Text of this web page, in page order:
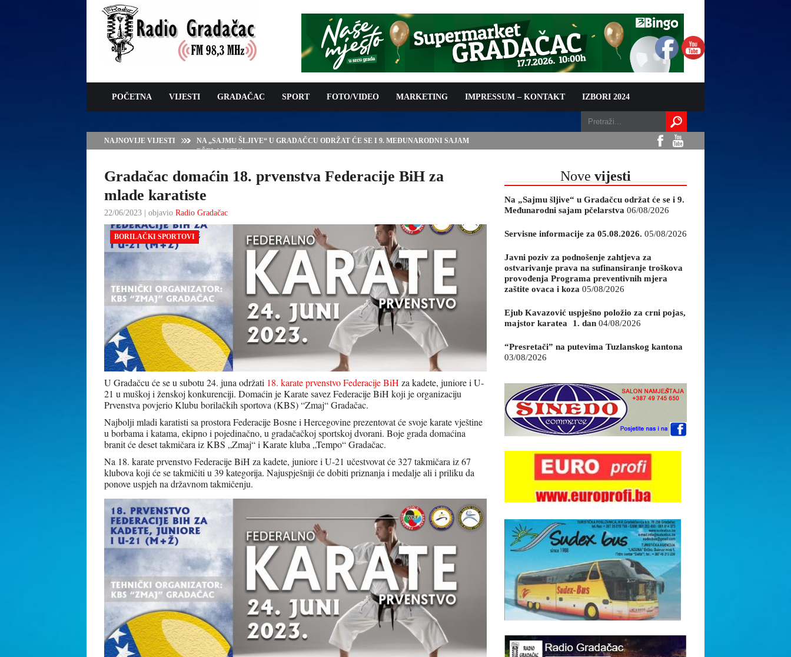
POČETNA VIJESTI GRADAČAC SPORT FOTO/VIDEO MARKETING IMPRESSUM – KONTAKT IZBORI 2024
NAJNOVIJE VIJESTI
NA „SAJMU ŠLJIVE“ U GRADAČCU ODRŽAT ĆE SE I 9. MEĐUNARODNI SAJAM
PČELARSTVA
Gradačac domaćin 18. prvenstva Federacije BiH za
mlade karatiste
22/06/2023 | objavio Radio Gradačac
BORILAČKI SPORTOVI
U Gradačcu će se u subotu 24. juna održati 18. karate prvenstvo Federacije BiH za kadete, juniore i U-
21 u muškoj i ženskoj konkurenciji. Domaćin je Karate savez Federacije BiH koji je organizaciju
Prvenstva povjerio Klubu borilačkih sportova (KBS) “Zmaj“ Gradačac.
Najbolji mladi karatisti sa prostora Federacije Bosne i Hercegovine prezentovat će svoje karate vještine
u borbama i katama, ekipno i pojedinačno, u gradačačkoj sportskoj dvorani. Boje grada domaćina
branit će deset takmičara iz KBS „Zmaj“ i Karate kluba „Tempo“ Gradačac.
Na 18. karate prvenstvo Federacije BiH za kadete, juniore i U-21 učestvovat će 327 takmičara iz 67
klubova koji će se takmičiti u 39 kategorija. Najuspješniji će dobiti priznanja i medalje ali i priliku da
ponove uspjeh na državnom takmičenju.
Nove vijesti
Na „Sajmu šljive“ u Gradačcu održat će se i 9.
Međunarodni sajam pčelarstva 06/08/2026
Servisne informacije za 05.08.2026. 05/08/2026
Javni poziv za podnošenje zahtjeva za
ostvarivanje prava na sufinansiranje troškova
provođenja Programa preventivnih mjera
zaštite ovaca i koza 05/08/2026
Ejub Kavazović uspješno položio za crni pojas,
majstor karatea 1. dan 04/08/2026
“Presretači” na putevima Tuzlanskog kantona
03/08/2026